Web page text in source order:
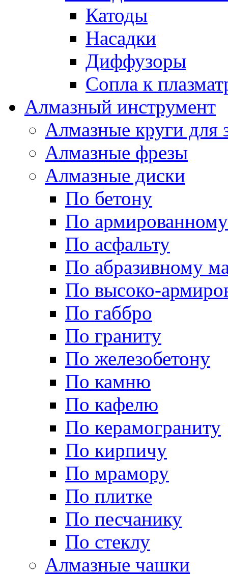
Катоды
Насадки
Диффузоры
Сопла к
Алмазный инструмент
Алмазные круги для
Алмазные фрезы
Алмазные диски
По бетону
По
По асфальту
По абразивному
По высоко-
По габбро
По граниту
По железобетону
По камню
По кафелю
По керамограниту
По кирпичу
По мрамору
По плитке
По песчанику
По стеклу
Алмазные чашки